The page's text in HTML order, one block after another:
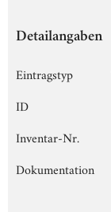
Detailangaben
Eintragstyp
ID
Inventar-Nr.
Dokumentation